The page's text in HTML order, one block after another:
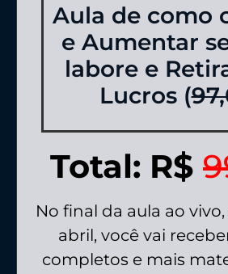
Aula de como
e Aumentar
labore e
Lucros (
Total: R$
No final da aula ao
abril, você vai
completos e mais